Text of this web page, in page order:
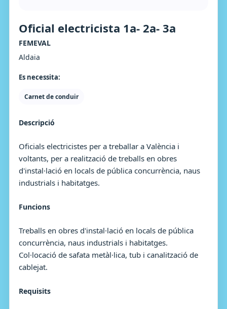
Oficial electricista 1a- 2a- 3a
FEMEVAL
Aldaia
Es necessita:
Carnet de conduir
Descripció
Oficials electricistes per a treballar a València i
voltants, per a realització de treballs en obres
d'instal·lació en locals de pública concurrència, naus
industrials i habitatges.
Funcions
Treballs en obres d'instal·lació en locals de pública
concurrència, naus industrials i habitatges.
Col·locació de safata metàl·lica, tub i canalització de
cablejat.
Requisits